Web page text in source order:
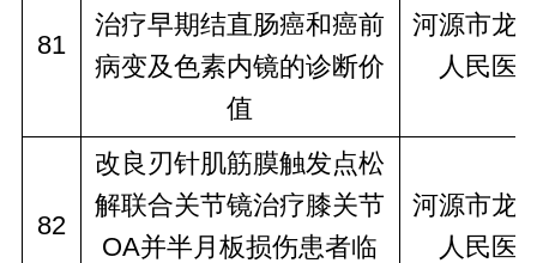
81
治疗早期结直肠癌和癌前
病变及色素内镜的诊断价
值
河源市龙
人民医
82
改良刃针肌筋膜触发点松
解联合关节镜治疗膝关节
OA并半月板损伤患者临
河源市龙
人民医